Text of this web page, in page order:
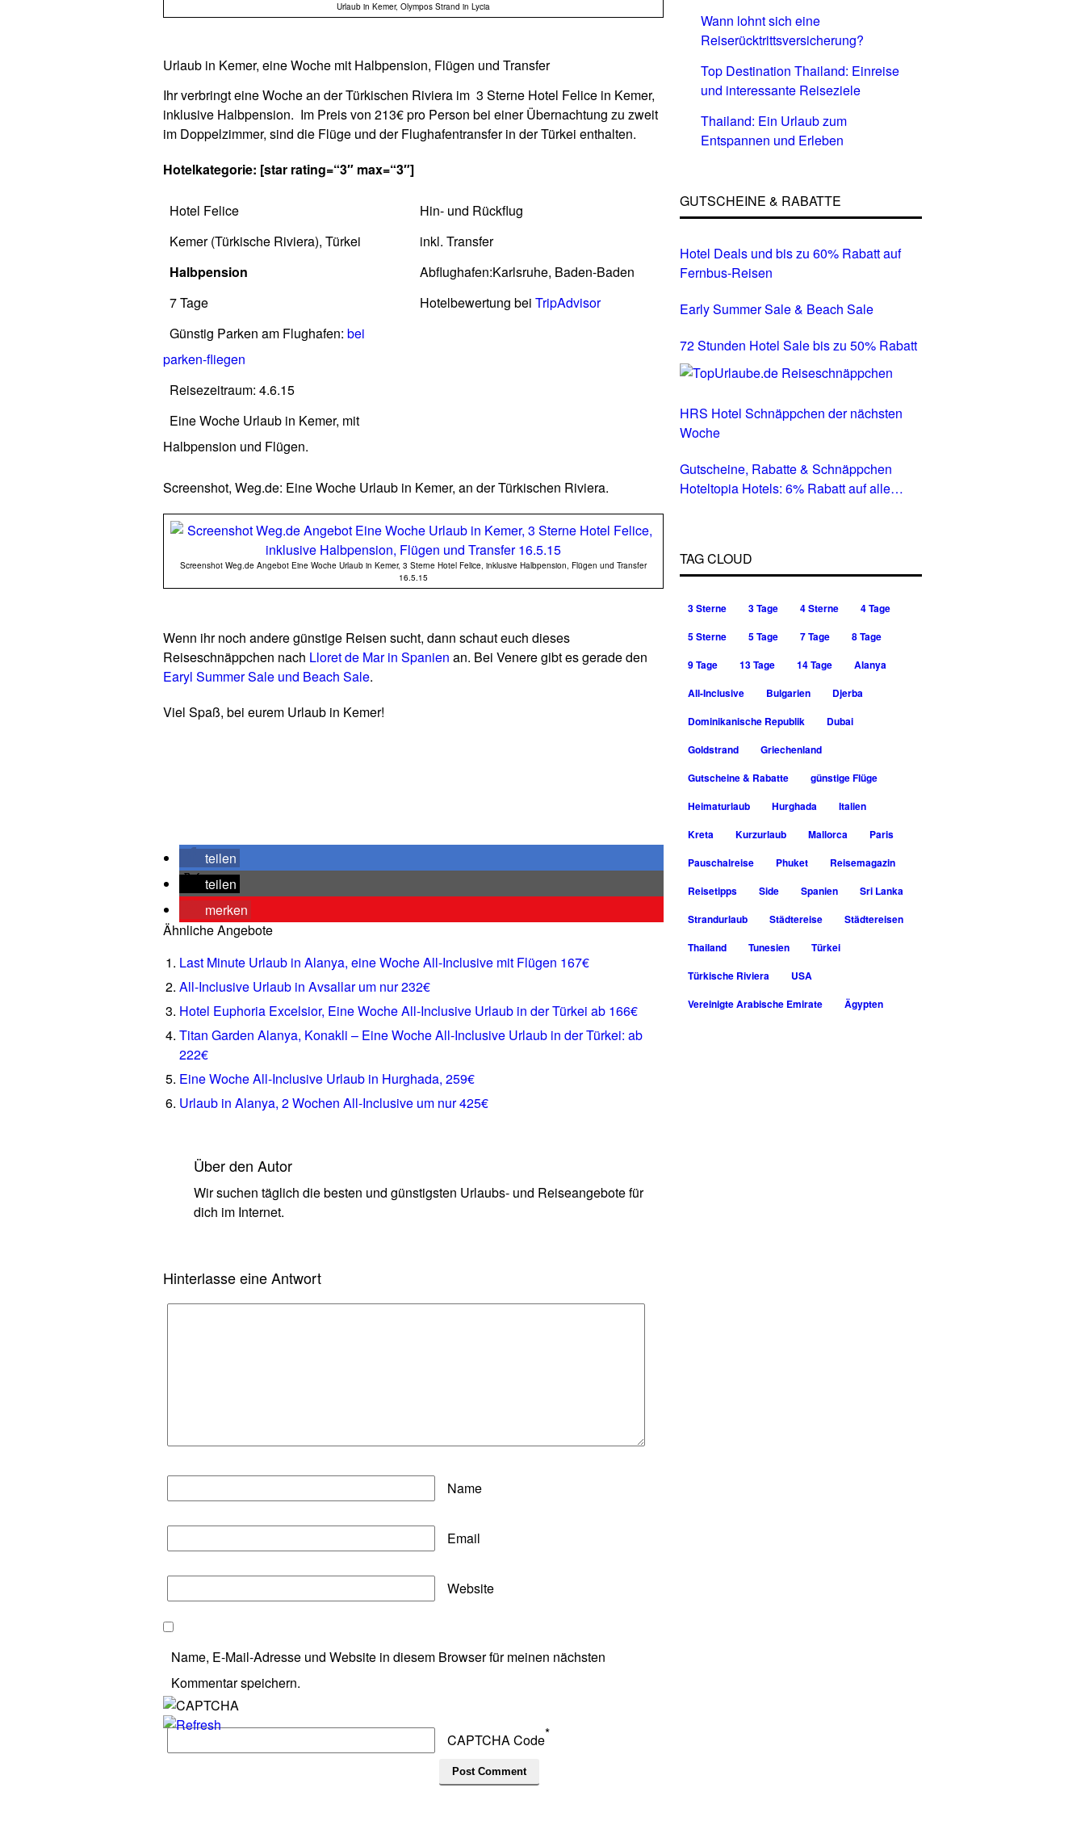
Urlaub in Kemer, Olympos Strand in Lycia
Urlaub in Kemer, eine Woche mit Halbpension, Flügen und Transfer
Ihr verbringt eine Woche an der Türkischen Riviera im 3 Sterne Hotel Felice in Kemer,
inklusive Halbpension. Im Preis von 213€ pro Person bei einer Übernachtung zu zweit
im Doppelzimmer, sind die Flüge und der Flughafentransfer in der Türkei enthalten.
Hotelkategorie: [star rating=“3″ max=“3″]
Hotel Felice
Kemer (Türkische Riviera), Türkei
Halbpension
7 Tage
Günstig Parken am Flughafen: bei
parken-fliegen
Reisezeitraum: 4.6.15
Eine Woche Urlaub in Kemer, mit
Halbpension und Flügen.
Hin- und Rückflug
inkl. Transfer
Abflughafen:Karlsruhe, Baden-Baden
Hotelbewertung bei TripAdvisor
Screenshot, Weg.de: Eine Woche Urlaub in Kemer, an der Türkischen Riviera.
Screenshot Weg.de Angebot Eine Woche Urlaub in Kemer, 3 Sterne Hotel Felice, inklusive Halbpension, Flügen und Transfer
16.5.15
Wenn ihr noch andere günstige Reisen sucht, dann schaut euch dieses
Reiseschnäppchen nach Lloret de Mar in Spanien an. Bei Venere gibt es gerade den
Earyl Summer Sale und Beach Sale.
Viel Spaß, bei eurem Urlaub in Kemer!
teilen
teilen
merken
Ähnliche Angebote
Last Minute Urlaub in Alanya, eine Woche All-Inclusive mit Flügen 167€
All-Inclusive Urlaub in Avsallar um nur 232€
Hotel Euphoria Excelsior, Eine Woche All-Inclusive Urlaub in der Türkei ab 166€
Titan Garden Alanya, Konakli – Eine Woche All-Inclusive Urlaub in der Türkei: ab
222€
Eine Woche All-Inclusive Urlaub in Hurghada, 259€
Urlaub in Alanya, 2 Wochen All-Inclusive um nur 425€
Über den Autor
Wir suchen täglich die besten und günstigsten Urlaubs- und Reiseangebote für
dich im Internet.
Hinterlasse eine Antwort
Name
Email
Website
Name, E-Mail-Adresse und Website in diesem Browser für meinen nächsten
Kommentar speichern.
CAPTCHA Code*
Wann lohnt sich eine
Reiserücktrittsversicherung?
Top Destination Thailand: Einreise
und interessante Reiseziele
Thailand: Ein Urlaub zum
Entspannen und Erleben
GUTSCHEINE & RABATTE
Hotel Deals und bis zu 60% Rabatt auf
Fernbus-Reisen
Early Summer Sale & Beach Sale
72 Stunden Hotel Sale bis zu 50% Rabatt
HRS Hotel Schnäppchen der nächsten
Woche
Gutscheine, Rabatte & Schnäppchen
Hoteltopia Hotels: 6% Rabatt auf alle
TAG CLOUD
3 Sterne 3 Tage 4 Sterne
4 Tage
5 Sterne
5 Tage 7 Tage
8 Tage
9 Tage
13 Tage 14 Tage
Alanya
All-Inclusive
Bulgarien
Djerba
Dominikanische Republik
Dubai
Goldstrand
Griechenland
Gutscheine & Rabatte
günstige Flüge
Heimaturlaub
Hurghada
Italien
Kreta
Kurzurlaub Mallorca
Paris
Pauschalreise
Phuket
Reisemagazin
Reisetipps
Side Spanien
Sri Lanka
Strandurlaub
Städtereise
Städtereisen
Thailand
Tunesien
Türkei
Türkische Riviera
USA
Vereinigte Arabische Emirate
Ägypten